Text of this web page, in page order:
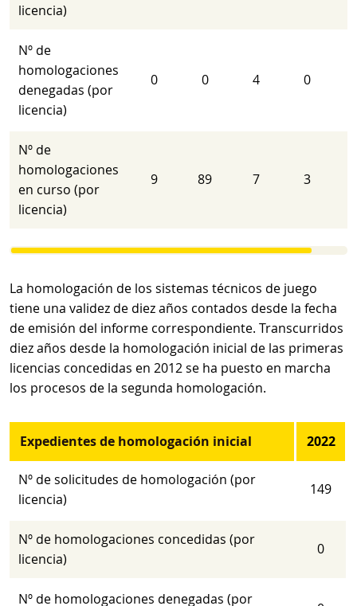
licencia)
Nº de
homologaciones
denegadas (por
licencia)
0 0 4 0
Nº de
homologaciones
en curso (por
licencia)
9 89 7 3
La homologación de los sistemas técnicos de juego
tiene una validez de diez años contados desde la fecha
de emisión del informe correspondiente. Transcurridos
diez años desde la homologación inicial de las primeras
licencias concedidas en 2012 se ha puesto en marcha
los procesos de la segunda homologación.
Expedientes de homologación inicial 2022
Nº de solicitudes de homologación (por
licencia)
149
Nº de homologaciones concedidas (por
licencia)
0
Nº de homologaciones denegadas (por